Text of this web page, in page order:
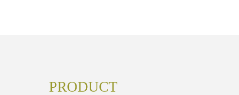
PRODUCT